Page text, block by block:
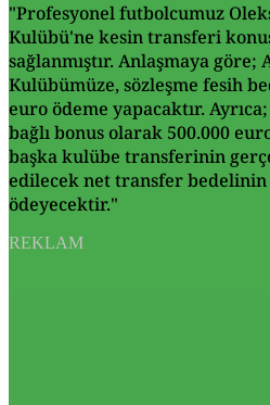
"Profesyonel futbolcumuz
Kulübü'ne kesin transferi
sağlanmıştır. Anlaşmaya göre;
Kulübümüze, sözleşme fesih
euro ödeme yapacaktır.
bağlı bonus olarak 500.000
başka kulübe transferinin
edilecek net transfer
ödeyecektir."
REKLAM